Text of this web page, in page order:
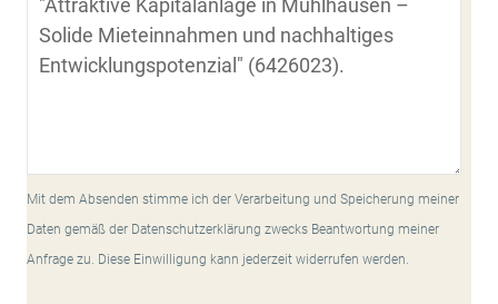
Mit dem Absenden stimme ich der Verarbeitung und Speicherung meiner
Daten gemäß der Datenschutzerklärung zwecks Beantwortung meiner
Anfrage zu. Diese Einwilligung kann jederzeit widerrufen werden.